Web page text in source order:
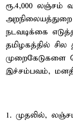
ரூ.4,000 லஞ்சம்
நடவடிக்கை
தமிழகத்தில் சில
முறைகேடுகளை
இச்சம்பவம்,
1. முதலில்,